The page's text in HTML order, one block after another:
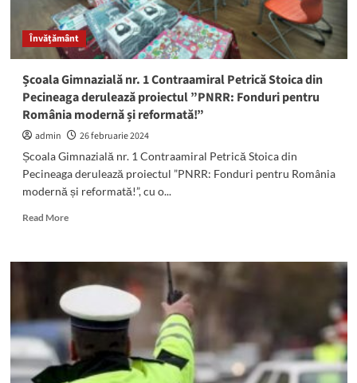
luna
martie
Învățământ
Școala Gimnazială nr. 1 Contraamiral Petrică Stoica din
Pecineaga derulează proiectul ”PNRR: Fonduri pentru
România modernă și reformată!”
admin
26 februarie 2024
Școala Gimnazială nr. 1 Contraamiral Petrică Stoica din
Pecineaga derulează proiectul ”PNRR: Fonduri pentru România
modernă și reformată!”, cu o...
Read MoreRead
Școala
nr.
Contraamiral
Petrică
Stoica
din